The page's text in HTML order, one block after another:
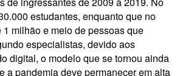
estudantes, enquanto que no
1 milhão e meio de pessoas que
especialistas, devido aos
digital, o modelo que se tornou ainda
a pandemia deve permanecer em alta